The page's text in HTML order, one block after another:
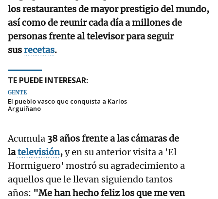
los restaurantes de mayor prestigio del mundo,
así como de reunir cada día a millones de
personas frente al televisor para seguir
susrecetas.
TE PUEDE INTERESAR:
GENTE
El pueblo vasco que conquista a Karlos
Arguiñano
Acumula 38 años frente a las cámaras de
latelevisión,y en su anterior visita a 'El
Hormiguero' mostró su agradecimiento a
aquellos que le llevan siguiendo tantos
años: "Me han hecho feliz los que me ven